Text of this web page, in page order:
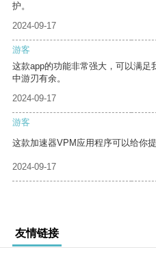
护。
2024-09-17
游客
这款app的功能非常强大，可以满
中游刃有余。
2024-09-17
游客
这款加速器VPM应用程序可以给你
2024-09-17
友情链接